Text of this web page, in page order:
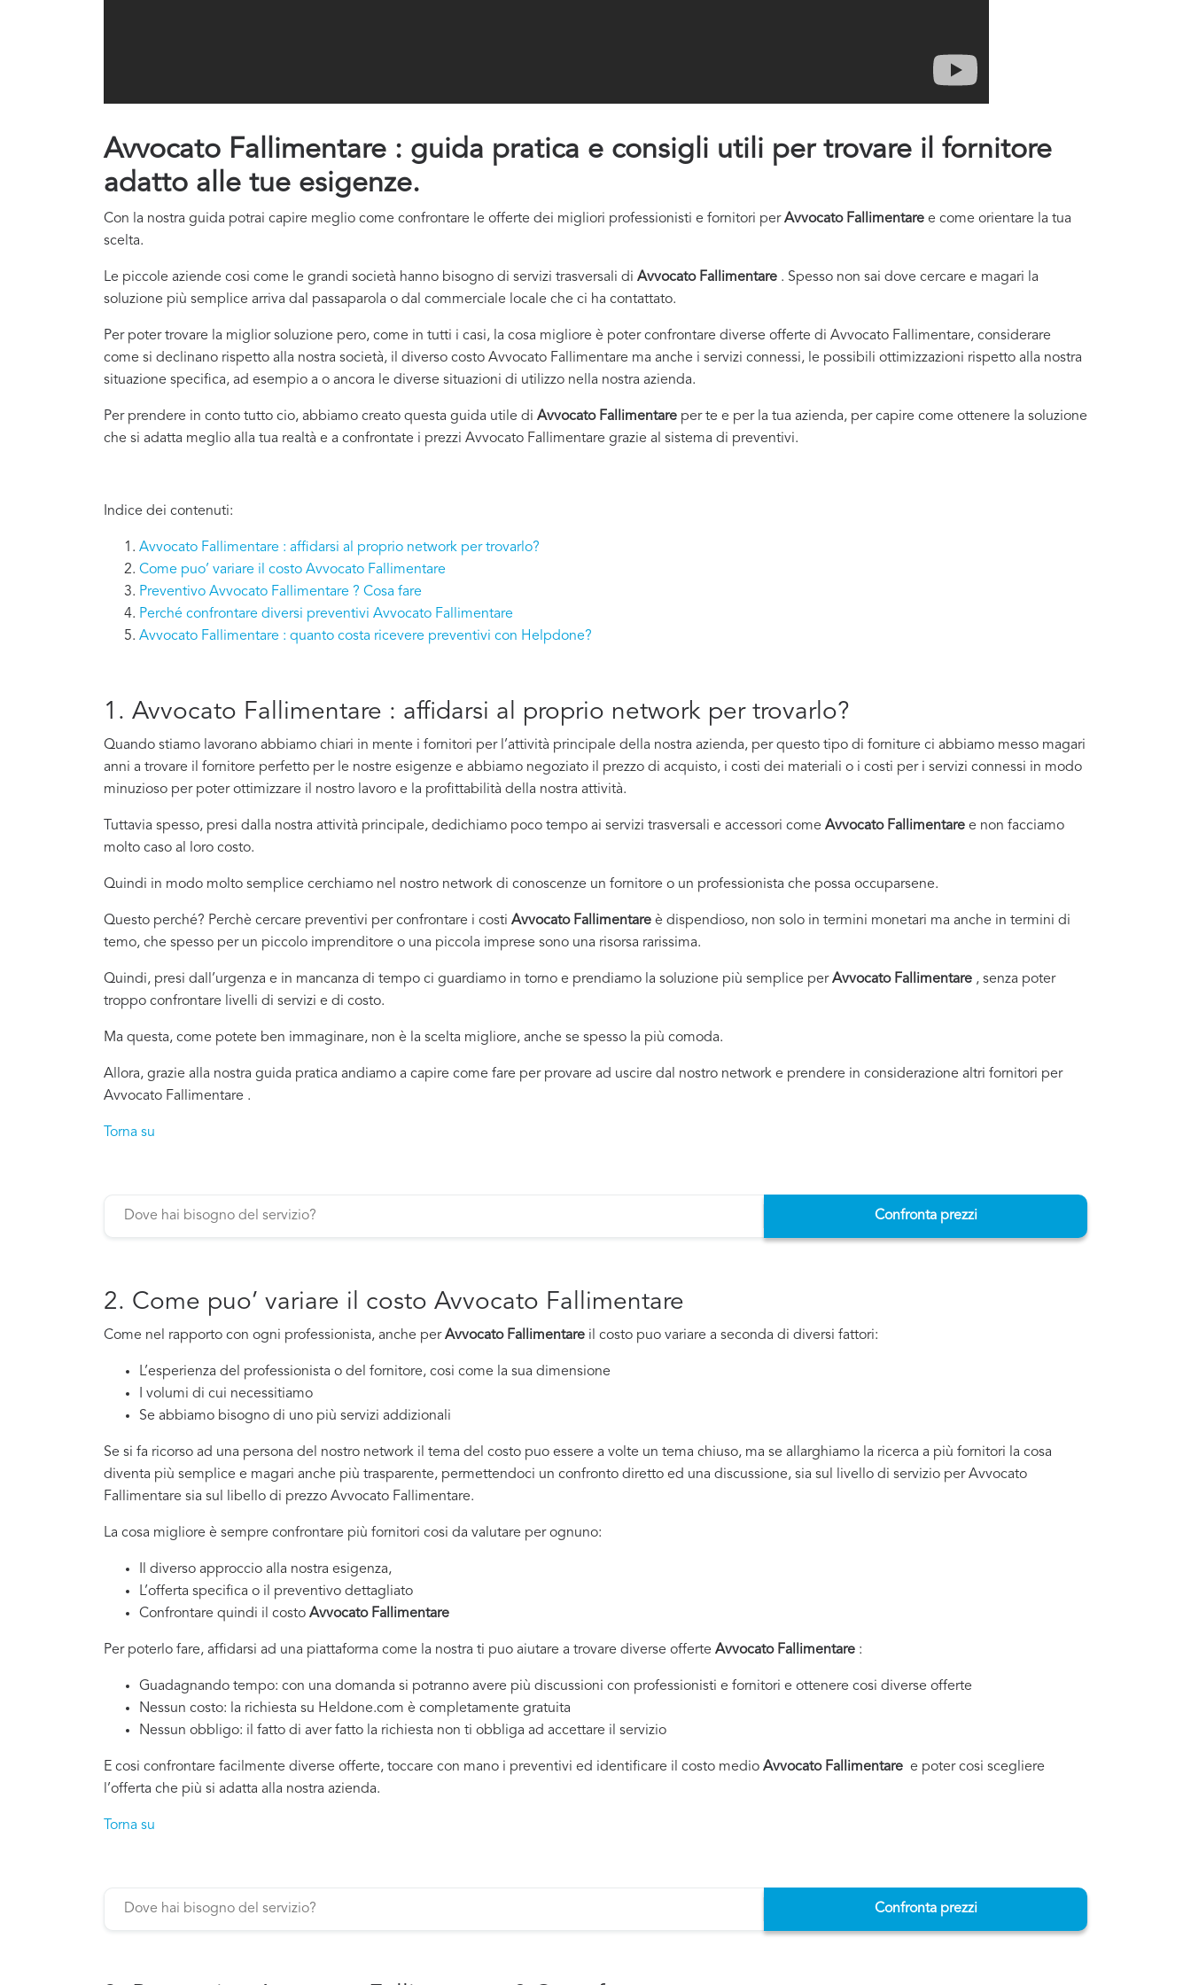
Avvocato Fallimentare : guida pratica e consigli utili per trovare il fornitore
adatto alle tue esigenze.
Con la nostra guida potrai capire meglio come confrontare le offerte dei migliori professionisti e fornitori perAvvocato Fallimentare e come orientare la tua
scelta.
Le piccole aziende cosi come le grandi società hanno bisogno di servizi trasversali di Avvocato Fallimentare . Spesso non sai dove cercare e magari la
soluzione più semplice arriva dal passaparola o dal commerciale locale che ci ha contattato.
Per poter trovare la miglior soluzione pero, come in tutti i casi, la cosa migliore è poter confrontare diverse offerte di Avvocato Fallimentare, considerare
come si declinano rispetto alla nostra società, il diverso costo Avvocato Fallimentare ma anche i servizi connessi, le possibili ottimizzazioni rispetto alla nostra
situazione specifica, ad esempio a o ancora le diverse situazioni di utilizzo nella nostra azienda.
Per prendere in conto tutto cio, abbiamo creato questa guida utile di Avvocato Fallimentare per te e per la tua azienda, per capire come ottenere la soluzione
che si adatta meglio alla tua realtà e a confrontate i prezzi Avvocato Fallimentare grazie al sistema di preventivi.
Indice dei contenuti:
Avvocato Fallimentare : affidarsi al proprio network per trovarlo?
Come puo’ variare il costo Avvocato Fallimentare
Preventivo Avvocato Fallimentare ? Cosa fare
Perché confrontare diversi preventivi Avvocato Fallimentare
Avvocato Fallimentare : quanto costa ricevere preventivi con Helpdone?
1. Avvocato Fallimentare : affidarsi al proprio network per trovarlo?
Quando stiamo lavorano abbiamo chiari in mente i fornitori per l’attività principale della nostra azienda, per questo tipo di forniture ci abbiamo messo magari
anni a trovare il fornitore perfetto per le nostre esigenze e abbiamo negoziato il prezzo di acquisto, i costi dei materiali o i costi per i servizi connessi in modo
minuzioso per poter ottimizzare il nostro lavoro e la profittabilità della nostra attività.
Tuttavia spesso, presi dalla nostra attività principale, dedichiamo poco tempo ai servizi trasversali e accessori come Avvocato Fallimentare e non facciamo
molto caso al loro costo.
Quindi in modo molto semplice cerchiamo nel nostro network di conoscenze un fornitore o un professionista che possa occuparsene.
Questo perché? Perchè cercare preventivi per confrontare i costi Avvocato Fallimentare è dispendioso, non solo in termini monetari ma anche in termini di
temo, che spesso per un piccolo imprenditore o una piccola imprese sono una risorsa rarissima.
Quindi, presi dall’urgenza e in mancanza di tempo ci guardiamo in torno e prendiamo la soluzione più semplice perAvvocato Fallimentare , senza poter
troppo confrontare livelli di servizi e di costo.
Ma questa, come potete ben immaginare, non è la scelta migliore, anche se spesso la più comoda.
Allora, grazie alla nostra guida pratica andiamo a capire come fare per provare ad uscire dal nostro network e prendere in considerazione altri fornitori per
Avvocato Fallimentare .
Torna su
Confronta prezzi
2. Come puo’ variare il costo Avvocato Fallimentare
Come nel rapporto con ogni professionista, anche perAvvocato Fallimentare il costo puo variare a seconda di diversi fattori:
L’esperienza del professionista o del fornitore, cosi come la sua dimensione
I volumi di cui necessitiamo
Se abbiamo bisogno di uno più servizi addizionali
Se si fa ricorso ad una persona del nostro network il tema del costo puo essere a volte un tema chiuso, ma se allarghiamo la ricerca a più fornitori la cosa
diventa più semplice e magari anche più trasparente, permettendoci un confronto diretto ed una discussione, sia sul livello di servizio per Avvocato
Fallimentare sia sul libello di prezzo Avvocato Fallimentare.
La cosa migliore è sempre confrontare più fornitori cosi da valutare per ognuno:
Il diverso approccio alla nostra esigenza,
L’offerta specifica o il preventivo dettagliato
Confrontare quindi il costo Avvocato Fallimentare
Per poterlo fare, affidarsi ad una piattaforma come la nostra ti puo aiutare a trovare diverse offerte Avvocato Fallimentare :
Guadagnando tempo: con una domanda si potranno avere più discussioni con professionisti e fornitori e ottenere cosi diverse offerte
Nessun costo: la richiesta su Heldone.com è completamente gratuita
Nessun obbligo: il fatto di aver fatto la richiesta non ti obbliga ad accettare il servizio
E cosi confrontare facilmente diverse offerte, toccare con mano i preventivi ed identificare il costo medio Avvocato Fallimentare e poter cosi scegliere
l’offerta che più si adatta alla nostra azienda.
Torna su
Confronta prezzi